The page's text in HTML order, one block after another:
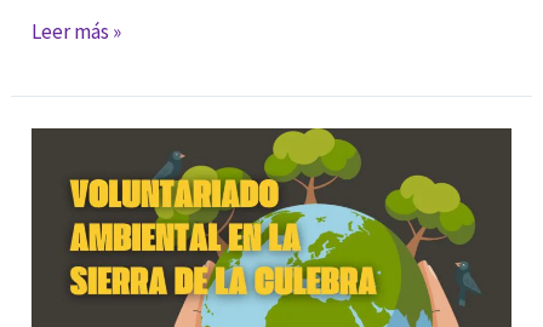
Siempre
2026.
Diversión
naturaleza
Leer más »